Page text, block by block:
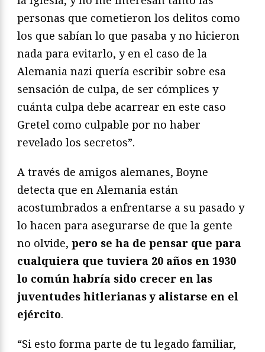
personas que cometieron los delitos como
los que sabían lo que pasaba y no hicieron
nada para evitarlo, y en el caso de la
Alemania nazi quería escribir sobre esa
sensación de culpa, de ser cómplices y
cuánta culpa debe acarrear en este caso
Gretel como culpable por no haber
revelado los secretos”.
A través de amigos alemanes, Boyne
detecta que en Alemania están
acostumbrados a enfrentarse a su pasado y
lo hacen para asegurarse de que la gente
no olvide, pero se ha de pensar que para
cualquiera que tuviera 20 años en 1930
lo común habría sido crecer en las
juventudes hitlerianas y alistarse en el
ejército.
“Si esto forma parte de tu legado familiar,